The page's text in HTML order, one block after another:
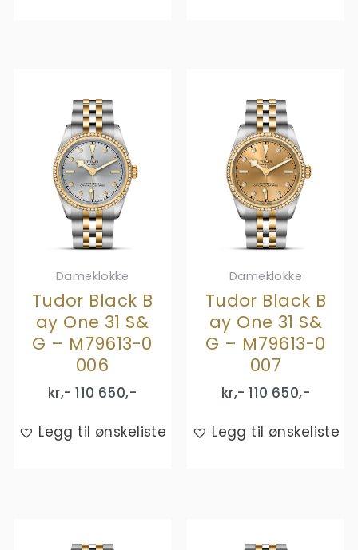
Dameklokke
Tudor Black B
ay One 31 S&
G – M79613-0
006
kr,- 110 650,-
Legg til ønskeliste
Dameklokke
Tudor Black B
ay One 31 S&
G – M79613-0
007
kr,- 110 650,-
Legg til ønskeliste